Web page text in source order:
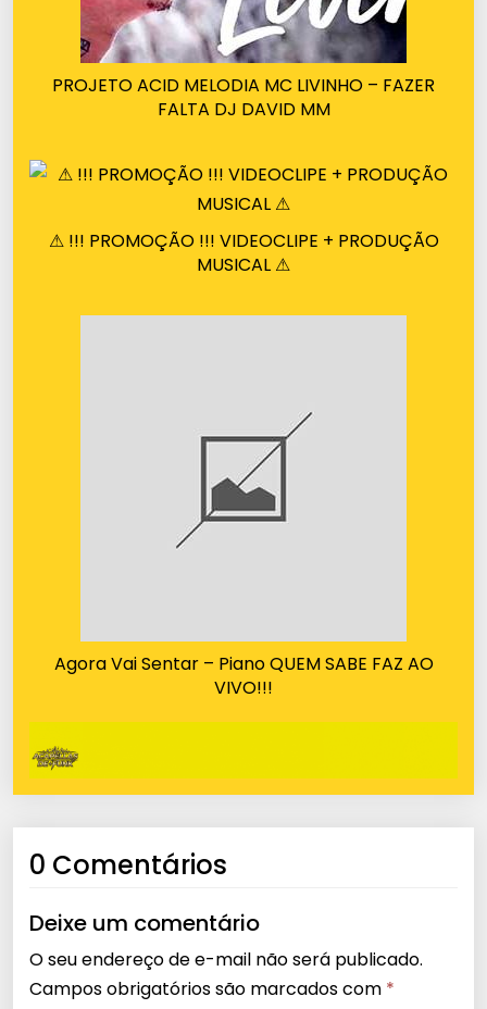
PROJETO ACID MELODIA MC LIVINHO – FAZER
FALTA DJ DAVID MM
⚠ !!! PROMOÇÃO !!! VIDEOCLIPE + PRODUÇÃO
MUSICAL ⚠
Agora Vai Sentar – Piano QUEM SABE FAZ AO
VIVO!!!
0 Comentários
Deixe um comentário
O seu endereço de e-mail não será publicado.
Campos obrigatórios são marcados com *